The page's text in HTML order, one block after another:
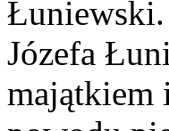
Józefa
majątkiem